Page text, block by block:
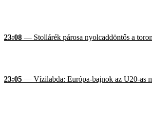
23:08 — Stollárék párosa nyolcaddöntős a
23:05 — Vízilabda: Európa-bajnok az U20-as